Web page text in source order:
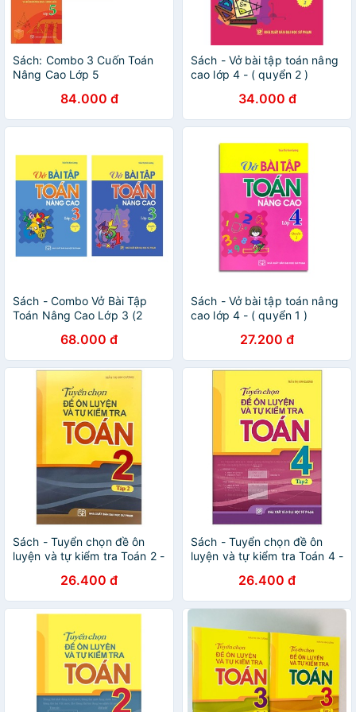
Sách: Combo 3 Cuốn Toán
Nâng Cao Lớp 5
84.000 đ
Sách - Vở bài tập toán nâng
cao lớp 4 - ( quyển 2 )
34.000 đ
Sách - Combo Vở Bài Tập
Toán Nâng Cao Lớp 3 (2
68.000 đ
Sách - Vở bài tập toán nâng
cao lớp 4 - ( quyển 1 )
27.200 đ
Sách - Tuyển chọn đề ôn
luyện và tự kiểm tra Toán 2 -
26.400 đ
Sách - Tuyển chọn đề ôn
luyện và tự kiểm tra Toán 4 -
26.400 đ